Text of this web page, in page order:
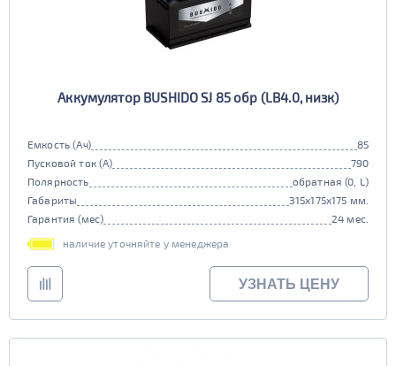
Аккумулятор BUSHIDO SJ 85 обр (LB4.0, низк)
Емкость (Ач)
85
Пусковой ток (А)
790
Полярность
обратная (0, L)
Габариты
315x175x175 мм.
Гарантия (мес)
24 мес.
наличие уточняйте у менеджера
УЗНАТЬ ЦЕНУ